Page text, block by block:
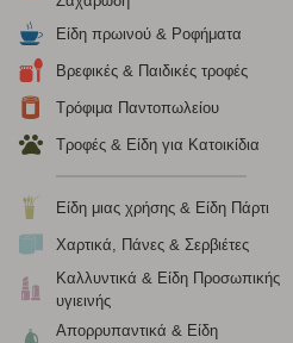
Είδη πρωινού & Ροφήματα
Βρεφικές & Παιδικές τροφές
Τρόφιμα Παντοπωλείου
Τροφές & Είδη για Κατοικίδια
Είδη μιας χρήσης & Είδη Πάρτι
Χαρτικά, Πάνες & Σερβιέτες
Καλλυντικά & Είδη Προσωπικής
υγιεινής
Απορρυπαντικά & Είδη
το πρόγραμμα
Cookies απόδοσης
να γνωρίζουμε ποιες
τα cookies είναι
Απολύτως
Η συγκεκριμένη